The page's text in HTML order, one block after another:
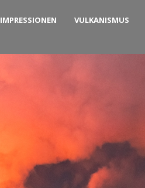
IMPRESSIONEN VULKANISMUS